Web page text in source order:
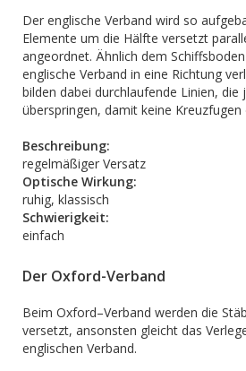
Der englische Verband wird so
Elemente um die Hälfte versetzt
angeordnet. Ähnlich dem
englische Verband in eine Richtung
bilden dabei durchlaufende Linien, die
überspringen, damit keine Kreuzfugen
Beschreibung:
regelmäßiger Versatz
Optische Wirkung:
ruhig, klassisch
Schwierigkeit:
einfach
Der Oxford-Verband
Beim Oxford–Verband werden die
versetzt, ansonsten gleicht das
englischen Verband.